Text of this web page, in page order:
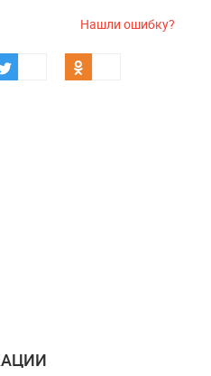
Нашли ошибку?